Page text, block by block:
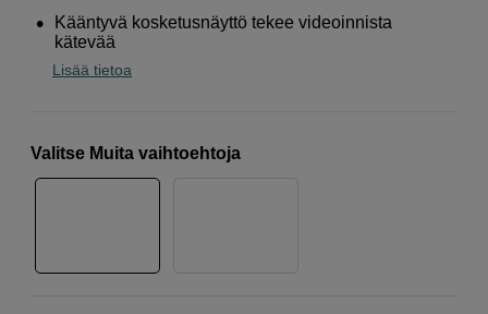
Kääntyvä kosketusnäyttö tekee videoinnista
kätevää
Lisää tietoa
Valitse Muita vaihtoehtoja